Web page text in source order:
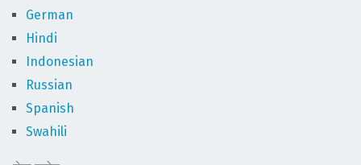
German
Hindi
Indonesian
Russian
Spanish
Swahili